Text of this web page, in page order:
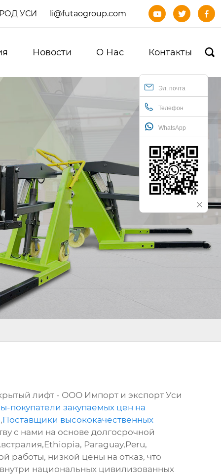
УСИ li@futaogroup.com   
Новости О Нас Контакты 
Эл. почта
Телефон
WhatsApp
лифт - ООО Импорт и экспорт Уси
покупатели закупаемых цен на
,Поставщики высококачественных
с нами на основе долгосрочной
Paraguay,Peru,
работы, низкой цены на отказ, что
национальных цивилизованных